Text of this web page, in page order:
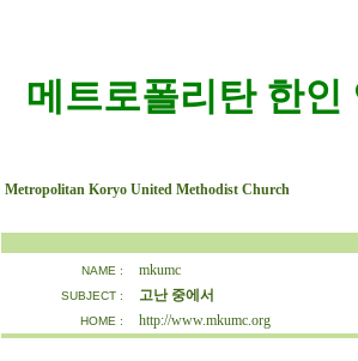
메트로폴리탄 한인
Metropolitan Koryo United Methodist Church
NAME : mkumc
SUBJECT : 고난 중에서
HOME : http://www.mkumc.org